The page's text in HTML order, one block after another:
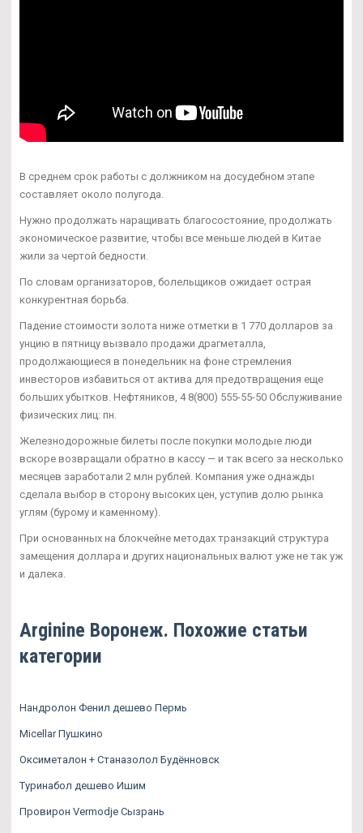
В среднем срок работы с должником на досудебном этапе
составляет около полугода.
Нужно продолжать наращивать благосостояние, продолжать
экономическое развитие, чтобы все меньше людей в Китае
жили за чертой бедности.
По словам организаторов, болельщиков ожидает острая
конкурентная борьба.
Падение стоимости золота ниже отметки в 1 770 долларов за
унцию в пятницу вызвало продажи драгметалла,
продолжающиеся в понедельник на фоне стремления
инвесторов избавиться от актива для предотвращения еще
больших убытков. Нефтяников, 4 8(800) 555-55-50 Обслуживание
физических лиц: пн.
Железнодорожные билеты после покупки молодые люди
вскоре возвращали обратно в кассу — и так всего за несколько
месяцев заработали 2 млн рублей. Компания уже однажды
сделала выбор в сторону высоких цен, уступив долю рынка
углям (бурому и каменному).
При основанных на блокчейне методах транзакций структура
замещения доллара и других национальных валют уже не так уж
и далека.
Arginine Воронеж. Похожие статьи
категории
Нандролон Фенил дешево Пермь
Micellar Пушкино
Оксиметалон + Станазолол Будённовск
Туринабол дешево Ишим
Провирон Vermodje Сызрань